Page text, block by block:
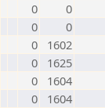
0
0
0
0
0
1602
0
1625
0
1604
0
1604